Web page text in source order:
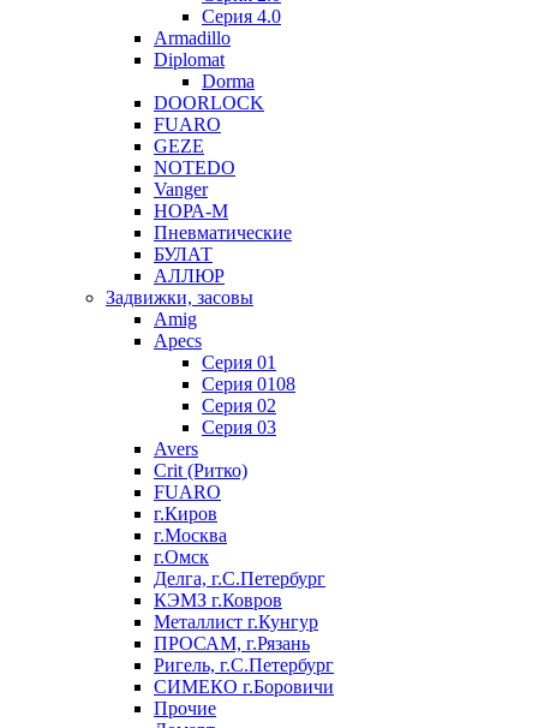
Серия 4.0
Armadillo
Diplomat
Dorma
DOORLOCK
FUARO
GEZE
NOTEDO
Vanger
НОРА-М
Пневматические
БУЛАТ
АЛЛЮР
Задвижки, засовы
Amig
Apecs
Серия 01
Серия 0108
Серия 02
Серия 03
Avers
Crit (Ритко)
FUARO
г.Киров
г.Москва
г.Омск
Делга, г.С.Петербург
КЭМЗ г.Ковров
Металлист г.Кунгур
ПРОСАМ, г.Рязань
Ригель, г.С.Петербург
СИМЕКО г.Боровичи
Прочие